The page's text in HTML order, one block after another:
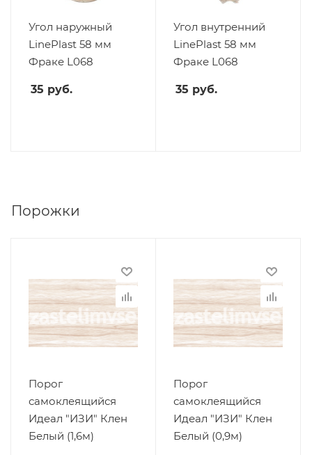
Угол наружный
LinePlast 58 мм
Фраке L068
35 руб.
Угол внутренний
LinePlast 58 мм
Фраке L068
35 руб.
Порожки
Порог
самоклеящийся
Идеал "ИЗИ" Клен
Белый (1,6м)
Порог
самоклеящийся
Идеал "ИЗИ" Клен
Белый (0,9м)